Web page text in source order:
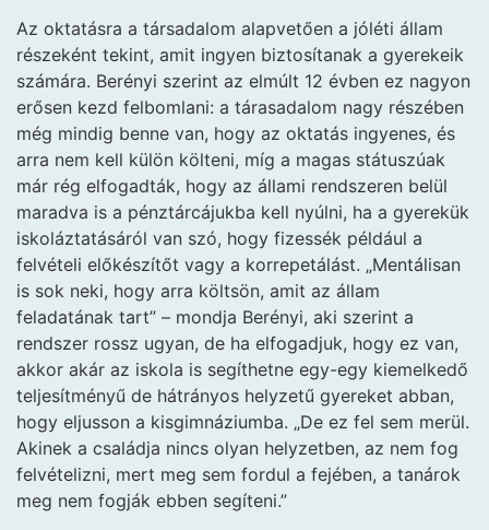
Az oktatásra a társadalom alapvetően a jóléti állam
részeként tekint, amit ingyen biztosítanak a gyerekeik
számára. Berényi szerint az elmúlt 12 évben ez nagyon
erősen kezd felbomlani: a tárasadalom nagy részében
még mindig benne van, hogy az oktatás ingyenes, és
arra nem kell külön költeni, míg a magas státuszúak
már rég elfogadták, hogy az állami rendszeren belül
maradva is a pénztárcájukba kell nyúlni, ha a gyerekük
iskoláztatásáról van szó, hogy fizessék például a
felvételi előkészítőt vagy a korrepetálást. „Mentálisan
is sok neki, hogy arra költsön, amit az állam
feladatának tart” – mondja Berényi, aki szerint a
rendszer rossz ugyan, de ha elfogadjuk, hogy ez van,
akkor akár az iskola is segíthetne egy-egy kiemelkedő
teljesítményű de hátrányos helyzetű gyereket abban,
hogy eljusson a kisgimnáziumba. „De ez fel sem merül.
Akinek a családja nincs olyan helyzetben, az nem fog
felvételizni, mert meg sem fordul a fejében, a tanárok
meg nem fogják ebben segíteni.”